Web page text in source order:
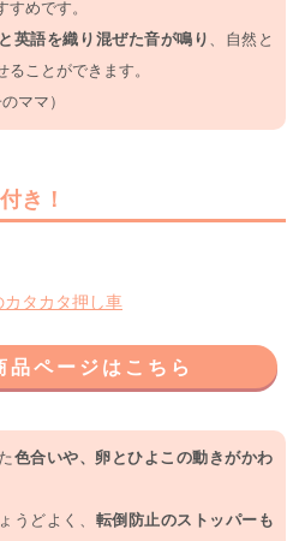
すめです。
英語を織り混ぜた音が鳴り 、自然と
ることができます。
ママ）
き！
カタカタ押し車
ページはこちら
色合いや、卵とひよこの動きがかわ
うどよく、 転倒防止のストッパーも